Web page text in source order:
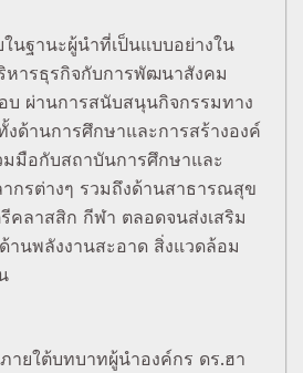
นฐานะผู้นำที่เป็นแบบอย่างใน
หารธุรกิจกับการพัฒนาสังคม
บ ผ่านการสนับสนุนกิจกรรมทาง
ด้านการศึกษาและการสร้างองค์
มือกับสถาบันการศึกษาและ
กรต่างๆ รวมถึงด้านสาธารณสุข
ลาสสิก กีฬา ตลอดจนส่งเสริม
นพลังงานสะอาด สิ่งแวดล้อม
ายใต้บทบาทผู้นำองค์กร ดร.ฮา